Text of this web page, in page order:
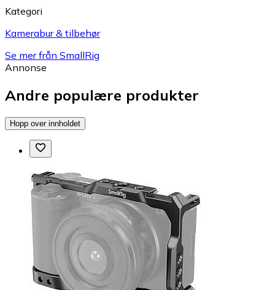
Kategori
Kamerabur & tilbehør
Se mer från SmallRig
Annonse
Andre populære produkter
Hopp over innholdet